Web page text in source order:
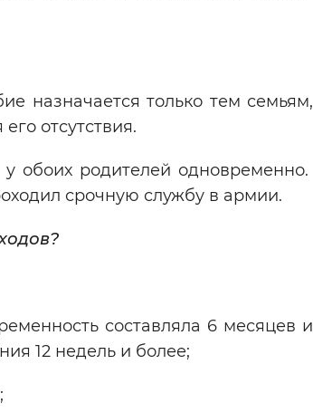
назначается только тем семьям,
отсутствия.
обоих родителей одновременно.
срочную службу в армии.
составляла 6 месяцев и
12 недель и более;